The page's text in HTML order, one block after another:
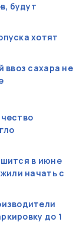
будут
хотят
ввоз сахара не
в июне
начать с
до 1